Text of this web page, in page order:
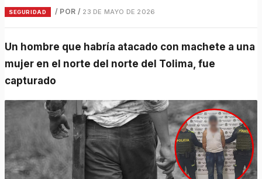
SEGURIDAD / POR / 23 DE MAYO DE 2026
Un hombre que habría atacado con machete a una
mujer en el norte del norte del Tolima, fue
capturado